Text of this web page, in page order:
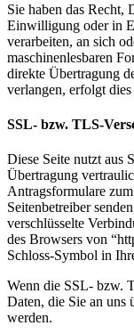
Sie haben das Recht,
Einwilligung oder in
verarbeiten, an sich
maschinenlesbaren
direkte Übertragung
verlangen, erfolgt
SSL- bzw. TLS-
Diese Seite nutzt aus
Übertragung
Antragsformulare
Seitenbetreiber
verschlüsselte
des Browsers von
Schloss-Symbol in
Wenn die SSL- bzw.
Daten, die Sie an uns
werden.